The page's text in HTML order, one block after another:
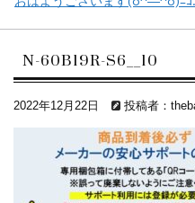
N-60B19R-S6__10
2022年12月22日 投稿者：